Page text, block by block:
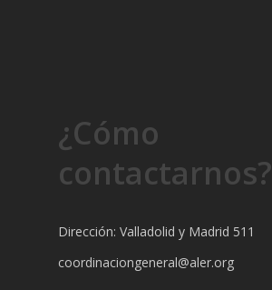
¿Cómo
contactarnos?
Dirección: Valladolid y Madrid 511
coordinaciongeneral@aler.org